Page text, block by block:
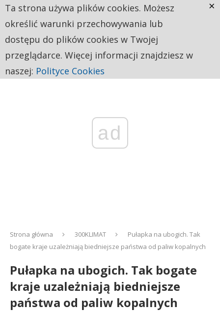
ad
Strona główna 300KLIMAT
Pułapka na ubogich. Tak
bogate kraje uzależniają biedniejsze państwa od paliw kopalnych
Pułapka na ubogich. Tak bogate
kraje uzależniają biedniejsze
państwa od paliw kopalnych
Ta strona używa plików cookies. Możesz
określić warunki przechowywania lub
dostępu do plików cookies w Twojej
przeglądarce. Więcej informacji znajdziesz w
naszej: Polityce Cookies
×